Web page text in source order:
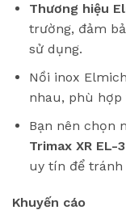
Thương hiệu
trường, đảm
sử dụng.
Nồi inox
nhau, phù
Bạn nên chọn
Trimax XR EL-
uy tín để tránh
Khuyến cáo